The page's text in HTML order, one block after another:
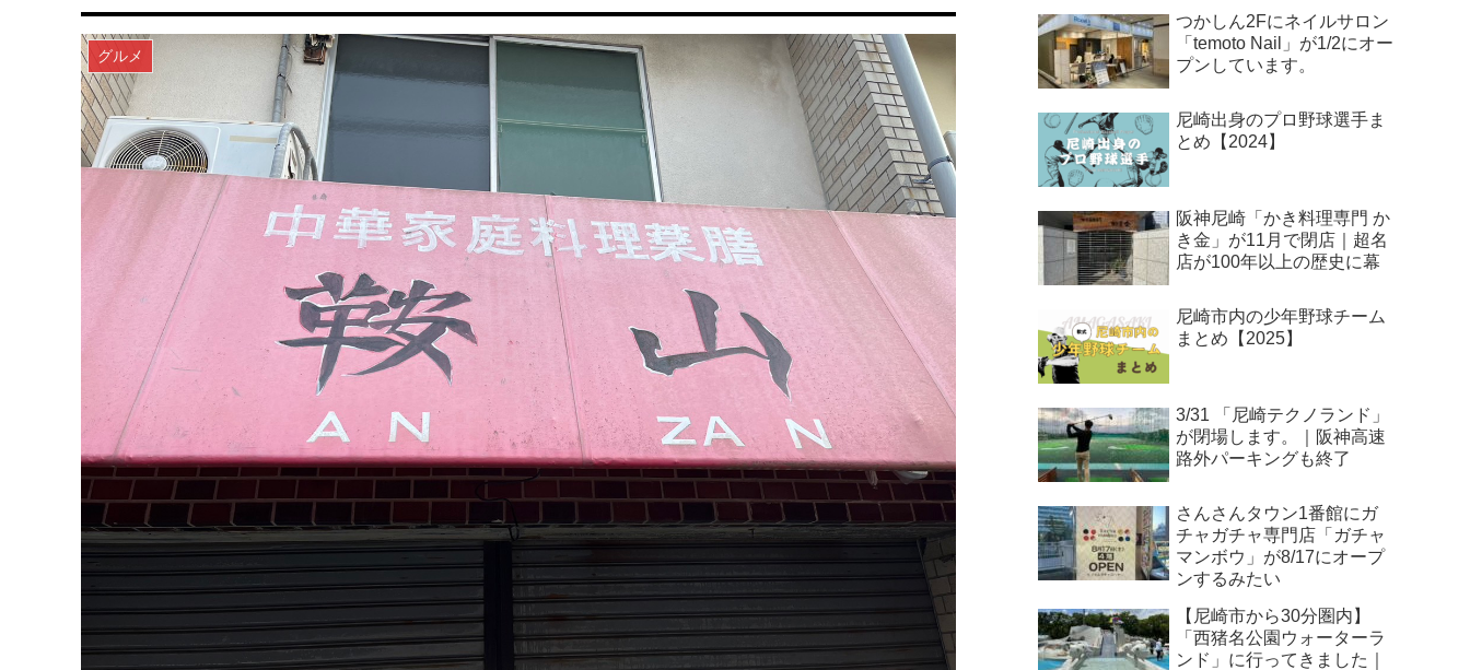
グルメ
つかしん2Fにネイルサロン
「temoto Nail」が1/2にオー
プンしています。
尼崎出身のプロ野球選手ま
とめ【2024】
阪神尼崎「かき料理専門 か
き金」が11月で閉店｜超名
店が100年以上の歴史に幕
尼崎市内の少年野球チーム
まとめ【2025】
3/31 「尼崎テクノランド」
が閉場します。｜阪神高速
路外パーキングも終了
さんさんタウン1番館にガ
チャガチャ専門店「ガチャ
マンボウ」が8/17にオープ
ンするみたい
【尼崎市から30分圏内】
「西猪名公園ウォーターラ
ンド」に行ってきました｜